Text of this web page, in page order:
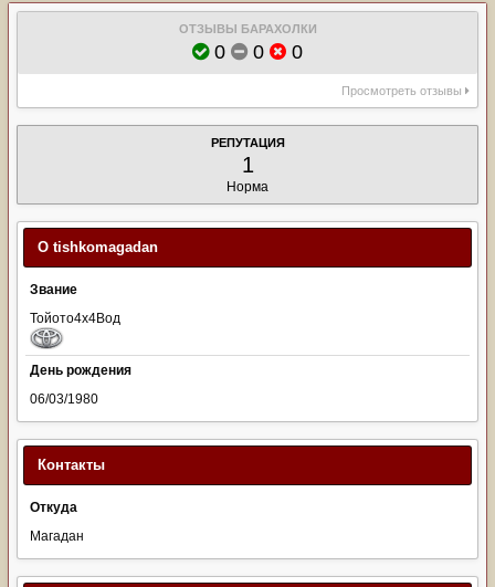
ОТЗЫВЫ БАРАХОЛКИ
0 0 0
Просмотреть отзывы
РЕПУТАЦИЯ
1
Норма
О tishkomagadan
Звание
Тойото4х4Вод
День рождения
06/03/1980
Контакты
Откуда
Магадан